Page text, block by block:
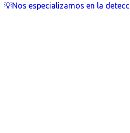
💡Nos especializamos en la